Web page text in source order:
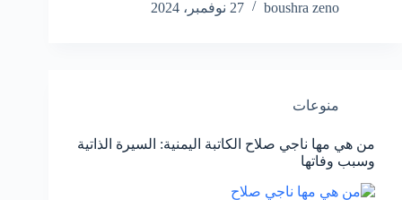
boushra zeno
27 نوفمبر، 2024
منوعات
من هي مها ناجي صلاح الكاتبة اليمنية: السيرة الذاتية
وسبب وفاتها